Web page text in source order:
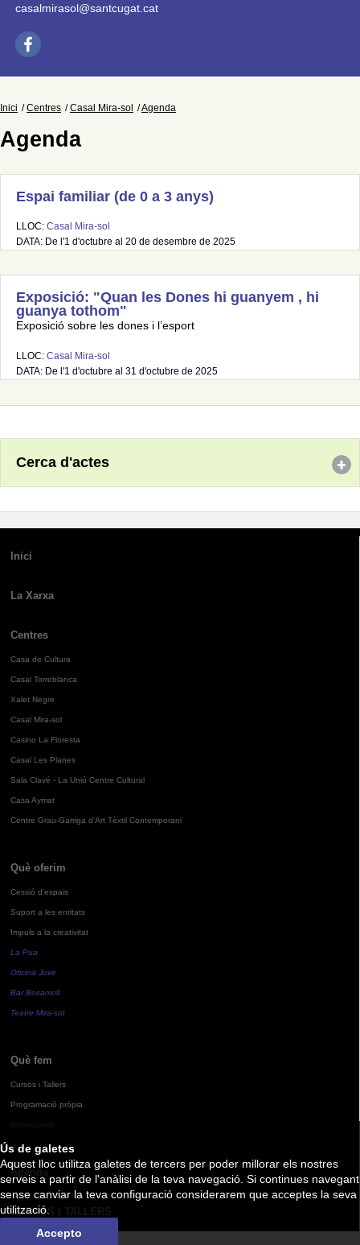
Ús de galetes
Aquest lloc utilitza galetes de tercers per poder millorar els nostres
serveis a partir de l'anàlisi de la teva navegació. Si continues navegant
sense canviar la teva configuració considerarem que acceptes la seva
utilització.
Accepto
casalmirasol@santcugat.cat
Inici Centres Casal Mira-sol Agenda
Agenda
Espai familiar (de 0 a 3 anys)
LLOC: Casal Mira-sol
DATA: De l'1 d'octubre al 20 de desembre de 2025
Exposició: "Quan les Dones hi guanyem , hi
guanya tothom"
Exposició sobre les dones i l’esport
LLOC: Casal Mira-sol
DATA: De l'1 d'octubre al 31 d'octubre de 2025
Cerca d'actes
Inici
La Xarxa
Centres
Casa de Cultura
Casal Torreblanca
Xalet Negre
Casal Mira-sol
Casino La Floresta
Casal Les Planes
Sala Clavé - La Unió Centre Cultural
Casa Aymat
Centre Grau-Garriga d'Art Tèxtil Contemporani
Què oferim
Cessió d'espais
Suport a les entitats
Impuls a la creativitat
La Pua
Oficina Jove
Bar Bocamoll
Teatre Mira-sol
Què fem
Cursos i Tallers
Programació pròpia
Agenda
CURSOS I TALLERS